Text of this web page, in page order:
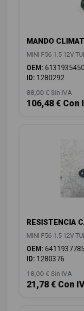
MANDO
MINI F56 1.5 12V
OEM:
ID: 1280292
88,00 € Sin IVA
106,48 € Con
RESISTENCIA
MINI F56 1.5 12V
OEM:
ID: 1280376
18,00 € Sin IVA
21,78 € Con